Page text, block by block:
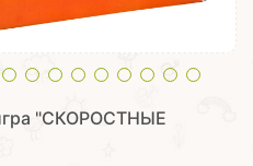
"СКОРОСТНЫЕ